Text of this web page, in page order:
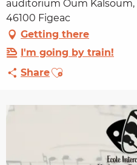
auditorium Oum
46100 Figeac
Getting there
I'm going by train!
ShareAjouter aux favoris